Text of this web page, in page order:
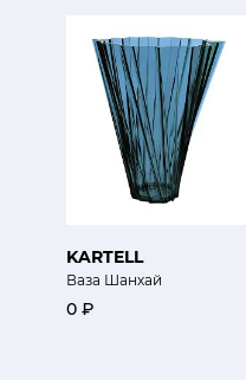
KARTELL
Ваза Шанхай
0 ₽